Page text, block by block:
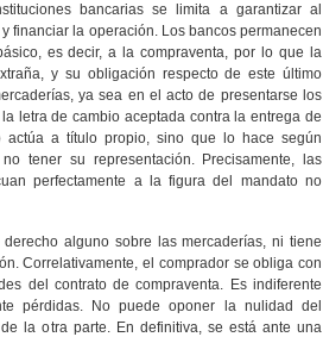
bancarias se limita a garantizar al
financiar la operación. Los bancos permanecen
es decir, a la compraventa, por lo que la
y su obligación respecto de este último
ya sea en el acto de presentarse los
letra de cambio aceptada contra la entrega de
a título propio, sino que lo hace según
tener su representación. Precisamente, las
perfectamente a la figura del mandato no
alguno sobre las mercaderías, ni tiene
Correlativamente, el comprador se obliga con
del contrato de compraventa. Es indiferente
pérdidas. No puede oponer la nulidad del
la otra parte. En definitiva, se está ante una